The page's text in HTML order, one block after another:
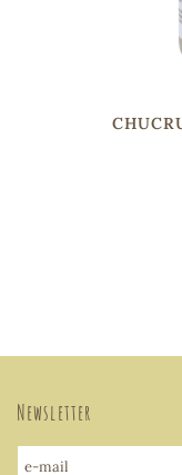
Newsletter
e-mail